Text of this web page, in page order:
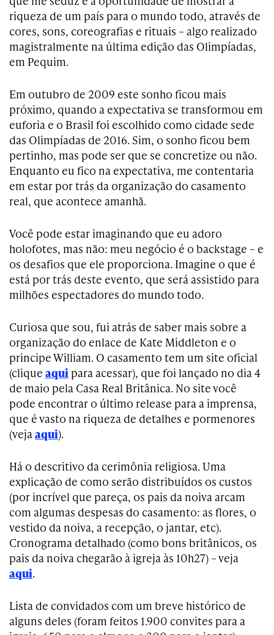
riqueza de um país para o mundo todo, através de
cores, sons, coreografias e rituais – algo realizado
magistralmente na última edição das Olimpíadas,
em Pequim.
Em outubro de 2009 este sonho ficou mais
próximo, quando a expectativa se transformou em
euforia e o Brasil foi escolhido como cidade sede
das Olimpíadas de 2016. Sim, o sonho ficou bem
pertinho, mas pode ser que se concretize ou não.
Enquanto eu fico na expectativa, me contentaria
em estar por trás da organização do casamento
real, que acontece amanhã.
Você pode estar imaginando que eu adoro
holofotes, mas não: meu negócio é o backstage – e
os desafios que ele proporciona. Imagine o que é
está por trás deste evento, que será assistido para
milhões espectadores do mundo todo.
Curiosa que sou, fui atrás de saber mais sobre a
organização do enlace de Kate Middleton e o
principe William. O casamento tem um site oficial
(clique aqui para acessar), que foi lançado no dia 4
de maio pela Casa Real Britânica. No site você
pode encontrar o último release para a imprensa,
que é vasto na riqueza de detalhes e pormenores
(vejaaqui).
Há o descritivo da cerimônia religiosa. Uma
explicação de como serão distribuídos os custos
(por incrível que pareça, os pais da noiva arcam
com algumas despesas do casamento: as flores, o
vestido da noiva, a recepção, o jantar, etc).
Cronograma detalhado (como bons britânicos, os
pais da noiva chegarão à igreja às 10h27) – veja
aqui.
Lista de convidados com um breve histórico de
alguns deles (foram feitos 1.900 convites para a